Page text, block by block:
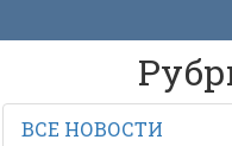
ВСЕ НОВОСТИ